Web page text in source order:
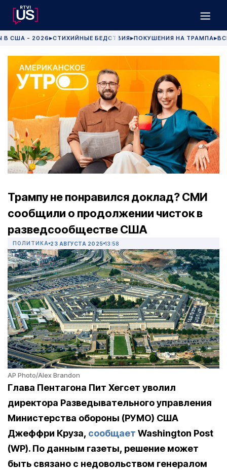
В США - 2026 ▶СТИХИЙНЫЕ БЕДСТВИЯ▶ПОКУШЕНИЯ НА ТРАМПА▶
Трампу не понравился доклад? СМИ
сообщили о продолжении чисток в
разведсообществе США
ПОЛИТИКА 23 АВГУСТА 2025 13:58
AP Photo/Alex Brandon
Глава Пентагона Пит Хегсет уволил
директора Разведывательного управления
Министерства обороны (РУМО) США
Джеффри Круза, сообщает Washington Post
(WP). По данным газеты, решение может
быть связано с недовольством генералом